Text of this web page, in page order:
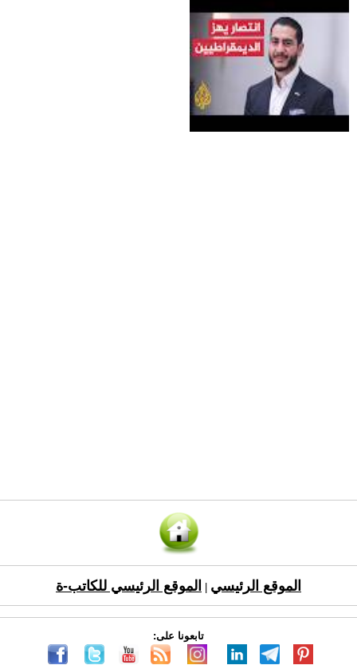
الموقع الرئيسي الموقع الرئيسي للكاتب-ة
تابعونا على: